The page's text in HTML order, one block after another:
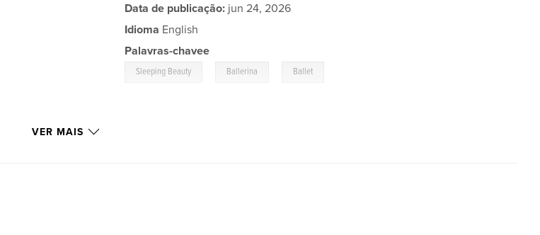
Data de publicação: jun 24, 2026
Idioma English
Palavras-chavee
Sleeping Beauty Ballerina Ballet
VER MAIS